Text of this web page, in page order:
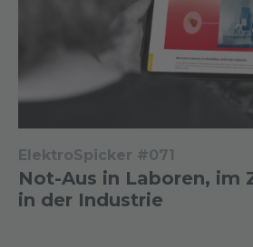
ElektroSpicker #071
Not-Aus in Laboren, im
in der Industrie